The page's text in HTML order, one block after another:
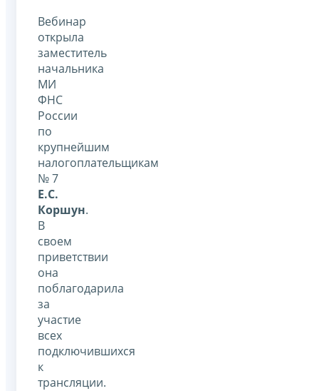
Вебинар
открыла
заместитель
начальника
МИ
ФНС
России
по
крупнейшим
налогоплательщикам
№ 7
Е.С.
Коршун.
В
своем
приветствии
она
поблагодарила
за
участие
всех
подключившихся
к
трансляции.